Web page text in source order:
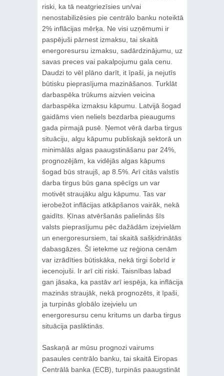
riski, ka tā neatgriezīsies un/vai
nenostabilizēsies pie centrālo banku noteiktā
2% inflācijas mērķa. Ne visi uzņēmumi ir
paspējuši pārnest izmaksu, tai skaitā
energoresursu izmaksu, sadārdzinājumu, uz
savas preces vai pakalpojumu gala cenu.
Daudzi to vēl plāno darīt, it īpaši, ja nejutīs
būtisku pieprasījuma mazināšanos. Turklāt
darbaspēka trūkums aizvien veicina
darbaspēka izmaksu kāpumu. Latvijā šogad
gaidāms vien neliels bezdarba pieaugums
gada pirmajā pusē. Ņemot vērā darba tirgus
situāciju, algu kāpumu publiskajā sektorā un
minimālās algas paaugstināšanu par 24%,
prognozējām, ka vidējās algas kāpums
šogad būs straujš, ap 8.5%. Arī citās valstīs
darba tirgus būs gana spēcīgs un var
motivēt straujāku algu kāpumu. Tas var
ierobežot inflācijas atkāpšanos vairāk, nekā
gaidīts. Ķīnas atvēršanās palielinās šīs
valsts pieprasījumu pēc dažādām izejvielām
un energoresursiem, tai skaitā sašķidrinātās
dabasgāzes. Šī ietekme uz reģiona cenām
var izrādīties būtiskāka, nekā tirgi šobrīd ir
iecenojuši. Ir arī citi riski. Taisnības labad
gan jāsaka, ka pastāv arī iespēja, ka inflācija
mazinās straujāk, nekā prognozēts, it īpaši,
ja turpinās globālo izejvielu un
energoresursu cenu kritums un darba tirgus
situācija pasliktinās.
Saskaņā ar mūsu prognozi vairums
pasaules centrālo banku, tai skaitā Eiropas
Centrālā banka (ECB), turpinās paaugstināt